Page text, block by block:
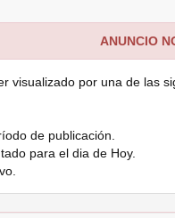
ANUNCIO
visualizado por una de las
de publicación.
para el dia de Hoy.